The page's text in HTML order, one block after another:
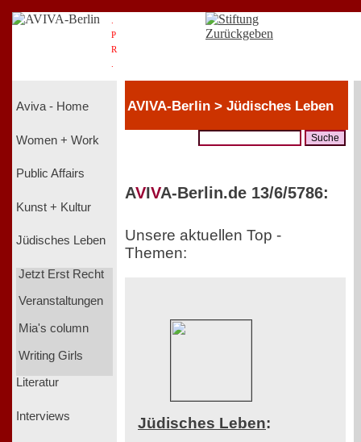
P
R
Aviva - Home
Women + Work
Public Affairs
Kunst + Kultur
Jüdisches Leben
Jetzt Erst Recht
Veranstaltungen
Mia's column
Writing Girls
Literatur
Interviews
AVIVA-Berlin > Jüdisches Leben
AVIVA-Berlin.de 13/6/5786:
Unsere aktuellen Top -
Themen:
Jüdisches Leben: